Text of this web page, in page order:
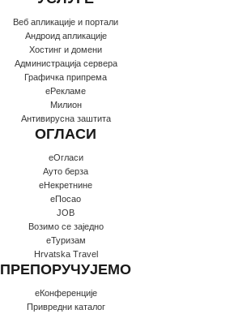
Веб апликације и портали
Андроид апликације
Хостинг и домени
Администрација сервера
Графичка припрема
еРекламе
Милион
Антивирусна заштита
ОГЛАСИ
еОгласи
Ауто берза
еНекретнине
еПосао
JOB
Возимо се заједно
еТуризам
Hrvatska Travel
ПРЕПОРУЧУЈЕМО
еКонференције
Привредни каталог